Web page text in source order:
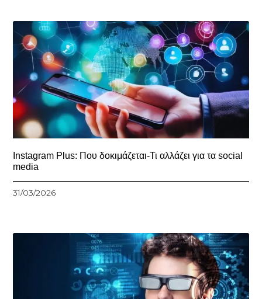
Instagram Plus: Που δοκιμάζεται-Τι αλλάζει για τα social
media
31/03/2026